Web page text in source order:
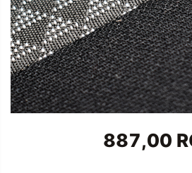
Carcasa Cheie
Accesorii Electronice Auto
Incarcatoare Auto
Accesorii pentru Roti si Anvelope
887,00